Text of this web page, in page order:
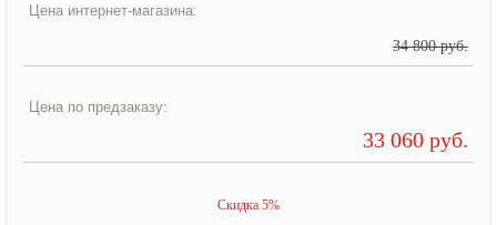
Цена интернет-магазина:
34 800 руб.
Цена по предзаказу:
33 060 руб.
Скидка 5%